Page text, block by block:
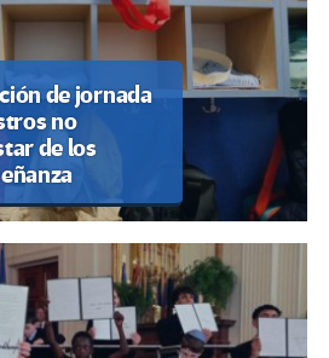
de jornada
no
de los